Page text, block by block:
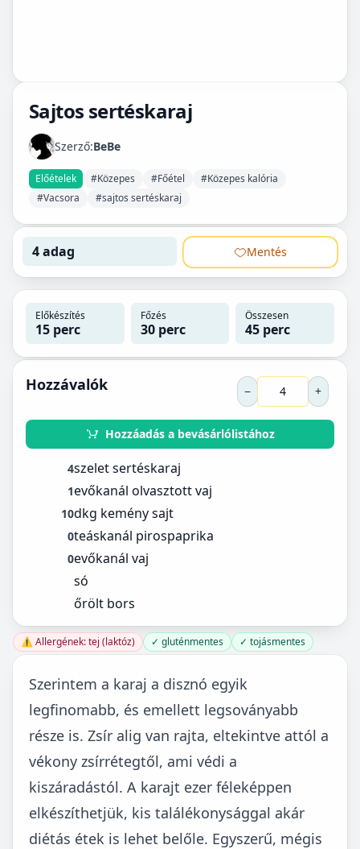
Sajtos sertéskaraj
Szerző:BeBe
Előételek #Közepes #Főétel
#Közepes kalória
#Vacsora
#sajtos sertéskaraj
4 adag Mentés
Előkészítés
15 perc
Főzés
30 perc
Összesen
45 perc
Hozzávalók − +
Hozzáadás a bevásárlólistához
4szelet sertéskaraj
1evőkanál olvasztott vaj
10dkg kemény sajt
0teáskanál pirospaprika
0evőkanál vaj
só
őrölt bors
⚠️ Allergének: tej (laktóz) ✓ gluténmentes ✓ tojásmentes
Szerintem a karaj a disznó egyik
legfinomabb, és emellett legsoványabb
része is. Zsír alig van rajta, eltekintve attól a
vékony zsírrétegtől, ami védi a
kiszáradástól. A karajt ezer féleképpen
elkészíthetjük, kis találékonysággal akár
diétás étek is lehet belőle. Egyszerű, mégis